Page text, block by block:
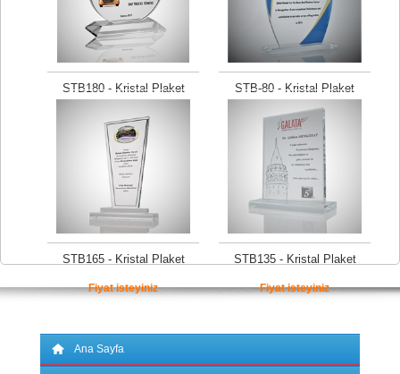
STB180 - Kristal Plaket
Fiyat isteyiniz
STB-80 - Kristal Plaket
Fiyat isteyiniz
STB165 - Kristal Plaket
Fiyat isteyiniz
STB135 - Kristal Plaket
Fiyat isteyiniz
Ana Sayfa